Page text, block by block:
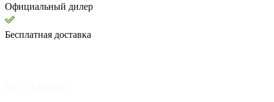
Официальный дилер
Бесплатная доставка